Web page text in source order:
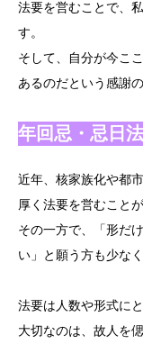
法要を営むことで、
す。
そして、自分が今こ
あるのだという感謝
年回忌・忌日
近年、核家族化や都
厚く法要を営むこと
その一方で、「形だ
い」と願う方も少な
法要は人数や形式に
大切なのは、故人を